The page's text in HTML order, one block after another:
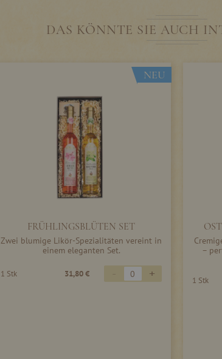
DAS KÖNNTE SIE AUCH
NEU
FRÜHLINGSBLÜTEN SET
Zwei blumige Likör-Spezialitäten vereint in
einem eleganten Set.
1 Stk 31,80 € - +
–
1 Stk